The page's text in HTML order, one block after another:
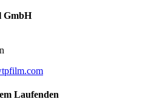
GmbH
Laufenden